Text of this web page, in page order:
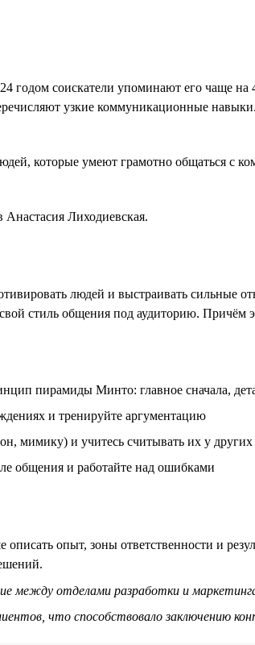
годом соискатели упоминают его чаще
узкие коммуникационные
которые умеют грамотно общаться с
Анастасия Лиходиевская.
людей и выстраивать сильные
стиль общения под аудиторию. Причём
пирамиды Минто: главное сначала,
и тренируйте аргументацию
мимику) и учитесь считывать их у других
общения и работайте над ошибками
опыт, зоны ответственности и
между отделами разработки и
что способствовало заключению